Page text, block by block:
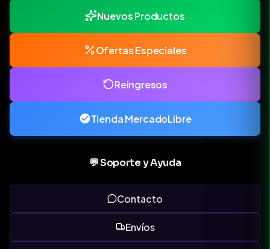
Nuevos Productos
Ofertas Especiales
Reingresos
Tienda MercadoLibre
💬 Soporte y Ayuda
Contacto
Envíos